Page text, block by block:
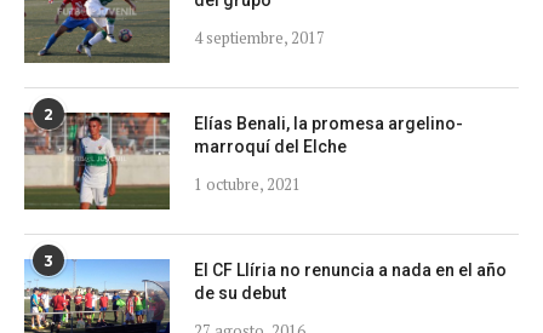
4 septiembre, 2017
2
Elías Benali, la promesa argelino-
marroquí del Elche
1 octubre, 2021
3
El CF Llíria no renuncia a nada en el año
de su debut